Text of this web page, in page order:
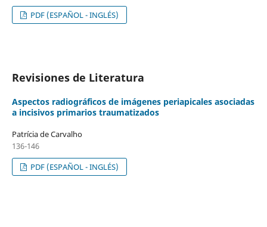
PDF (ESPAÑOL - INGLÉS)
Revisiones de Literatura
Aspectos radiográficos de imágenes periapicales asociadas
a incisivos primarios traumatizados
Patrícia de Carvalho
136-146
PDF (ESPAÑOL - INGLÉS)